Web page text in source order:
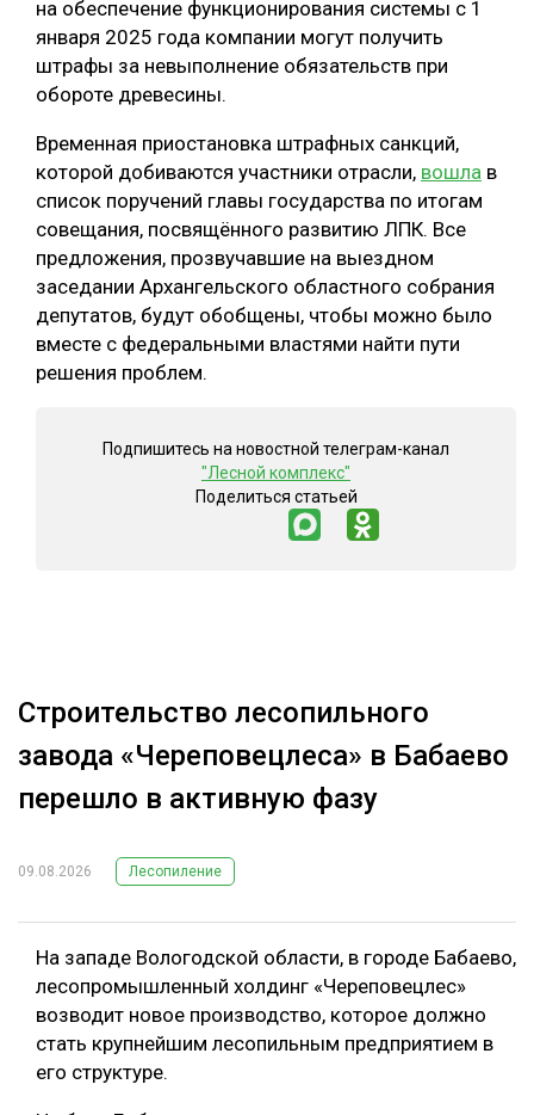
на обеспечение функционирования системы с 1
января 2025 года компании могут получить
штрафы за невыполнение обязательств при
обороте древесины.
Временная приостановка штрафных санкций,
которой добиваются участники отрасли, вошла в
список поручений главы государства по итогам
совещания, посвящённого развитию ЛПК. Все
предложения, прозвучавшие на выездном
заседании Архангельского областного собрания
депутатов, будут обобщены, чтобы можно было
вместе с федеральными властями найти пути
решения проблем.
Подпишитесь на новостной телеграм-канал
"Лесной комплекс"
Поделиться статьей
Строительство лесопильного
завода «Череповецлеса» в Бабаево
перешло в активную фазу
09.08.2026 Лесопиление
На западе Вологодской области, в городе Бабаево,
лесопромышленный холдинг «Череповецлес»
возводит новое производство, которое должно
стать крупнейшим лесопильным предприятием в
его структуре.